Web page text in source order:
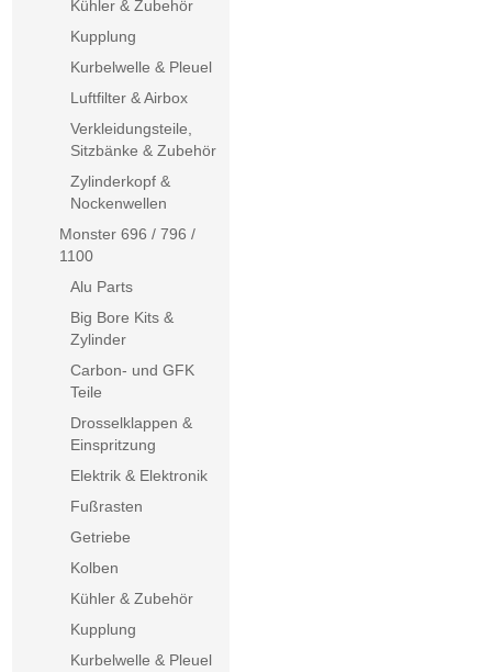
Kühler & Zubehör
Kupplung
Kurbelwelle & Pleuel
Luftfilter & Airbox
Verkleidungsteile,
Sitzbänke & Zubehör
Zylinderkopf &
Nockenwellen
Monster 696 / 796 /
1100
Alu Parts
Big Bore Kits &
Zylinder
Carbon- und GFK
Teile
Drosselklappen &
Einspritzung
Elektrik & Elektronik
Fußrasten
Getriebe
Kolben
Kühler & Zubehör
Kupplung
Kurbelwelle & Pleuel